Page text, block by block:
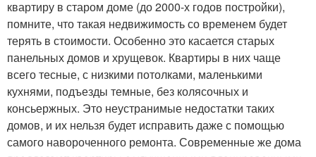
квартиру в старом доме (до 2000-х годов постройки),
помните, что такая недвижимость со временем будет
терять в стоимости. Особенно это касается старых
панельных домов и хрущевок. Квартиры в них чаще
всего тесные, с низкими потолками, маленькими
кухнями, подъезды темные, без колясочных и
консьержных. Это неустранимые недостатки таких
домов, и их нельзя будет исправить даже с помощью
самого навороченного ремонта. Современные же дома